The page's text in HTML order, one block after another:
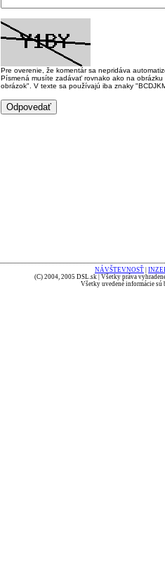
Pre overenie, že komentár sa nepridáva
Písmená musíte zadávať rovnako ako na
obrázok". V texte sa používajú iba znaky
NÁVŠTEVNOSŤ
(C) 2004, 2005 DSL.sk | Všetky práva
Všetky uvedené informácie sú